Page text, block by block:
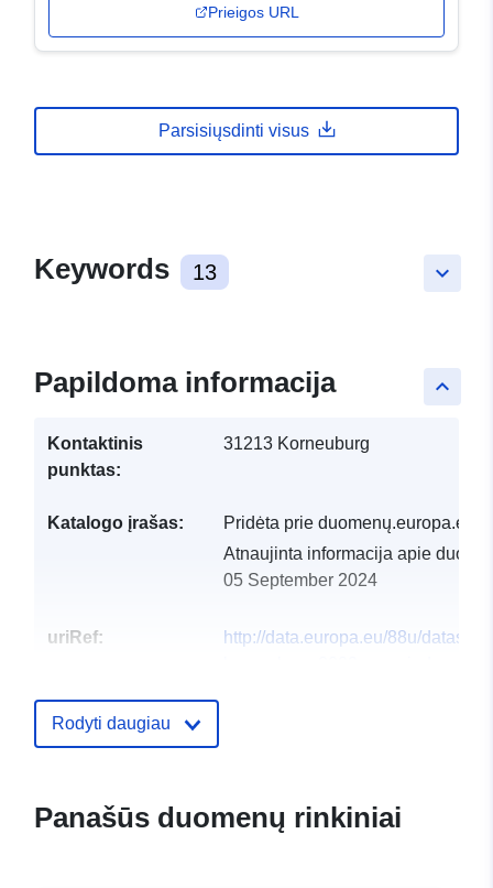
Prieigos URL
Parsisiųsdinti visus
keyboard_arrow_down
Keywords 13
keyboard_arrow_up
Papildoma informacija
Kontaktinis
punktas:
31213 Korneuburg
Katalogo įrašas: Pridėta prie duomenų.europa.eu:
Atnaujinta informacija apie
05 September 2024
uriRef:
http://data.europa.eu/88u/
Rodyti daugiau
Panašūs duomenų rinkiniai